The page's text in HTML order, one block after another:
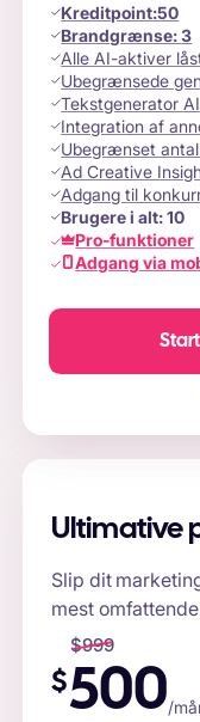
Kreditpoint:50
Brandgrænse:3
Alle AI-aktiver
Ubegrænsede
Tekstgenerator AI
Integration af
Ubegrænset
Ad Creative
Adgang til
Brugere i alt:10
Pro-funktioner
Adgang via
Ultimative
Slip dit
mest
$999
$500/